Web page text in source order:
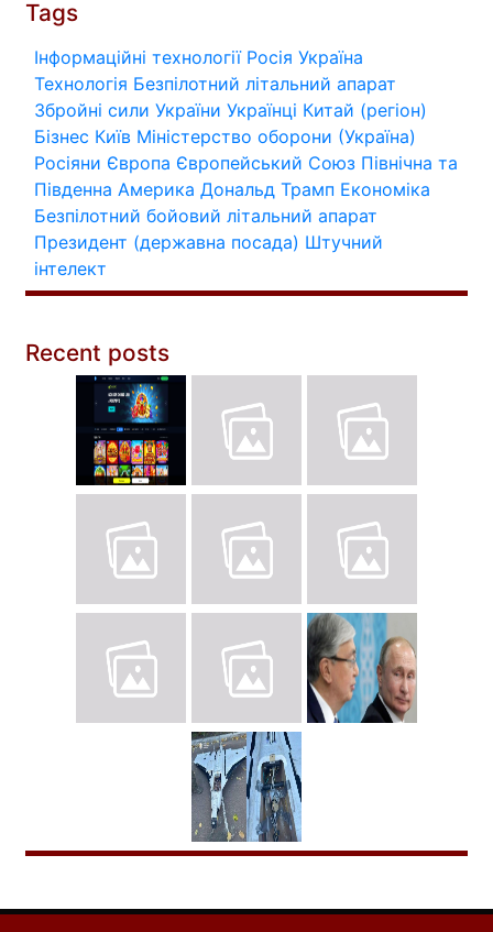
Tags
Інформаційні технології Росія Україна
Технологія Безпілотний літальний апарат
Збройні сили України Українці Китай (регіон)
Бізнес Київ Міністерство оборони (Україна)
Росіяни Європа Європейський Союз Північна та
Південна Америка Дональд Трамп Економіка
Безпілотний бойовий літальний апарат
Президент (державна посада) Штучний
інтелект
Recent posts